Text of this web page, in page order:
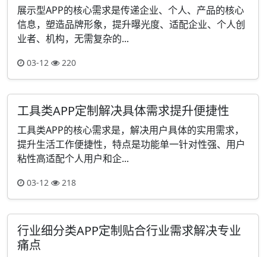
展示型APP的核心需求是传递企业、个人、产品的核心
信息，塑造品牌形象，提升曝光度、适配企业、个人创
业者、机构，无需复杂的...
03-12 220
工具类APP定制解决具体需求提升便捷性
工具类APP的核心需求是，解决用户具体的实用需求，
提升生活工作便捷性，特点是功能单一针对性强、用户
粘性高适配个人用户和企...
03-12 218
行业细分类APP定制贴合行业需求解决专业
痛点